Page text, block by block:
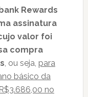
Rewards
assinatura
valor foi
compra
, ou seja, para
básico da
no